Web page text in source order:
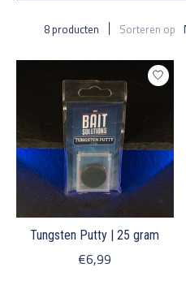
8 producten Sorteren op
Tungsten Putty | 25 gram
€6,99